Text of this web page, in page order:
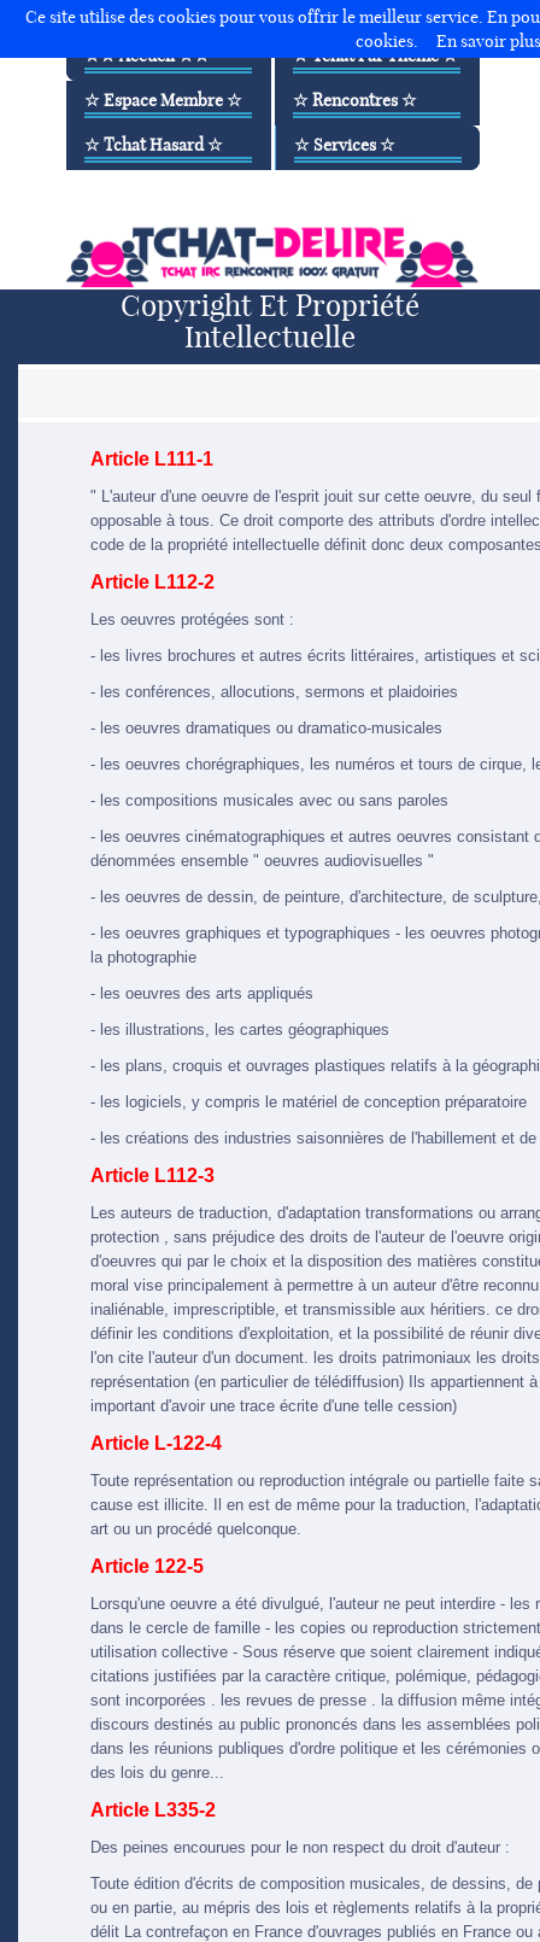
☆☆ Accueil ☆☆
☆ WebRadio
☆ Tchat Par Thème ☆
☆ Tchat Maghreb
☆ Tchat Francophone
☆ Tchat IRC
☆ Espace Membre ☆
☆ Membres
☆ Rencontres ☆
☆ Rencontre
☆ Infidèle
☆ Sexy
☆ Tchat Hasard ☆
☆ Tchat Lesbienne
☆ Chatroulette
☆ Espace Membre
☆ Services ☆
☆ Réservé Pseudo
☆ Support
☆ Application
Copyright Et Propriété
Intellectuelle
Article L111-1
" L'auteur d'une oeuvre de l'esprit jouit sur cette oeuvre, du
opposable à tous. Ce droit comporte des attributs d'ordre
code de la propriété intellectuelle définit donc deux
Article L112-2
Les oeuvres protégées sont :
- les livres brochures et autres écrits littéraires, artistiques et
- les conférences, allocutions, sermons et plaidoiries
- les oeuvres dramatiques ou dramatico-musicales
- les oeuvres chorégraphiques, les numéros et tours de cirque,
- les compositions musicales avec ou sans paroles
- les oeuvres cinématographiques et autres oeuvres
dénommées ensemble " oeuvres audiovisuelles "
- les oeuvres de dessin, de peinture, d'architecture, de
- les oeuvres graphiques et typographiques - les oeuvres
la photographie
- les oeuvres des arts appliqués
- les illustrations, les cartes géographiques
- les plans, croquis et ouvrages plastiques relatifs à la
- les logiciels, y compris le matériel de conception préparatoire
- les créations des industries saisonnières de l'habillement et de
Article L112-3
Les auteurs de traduction, d'adaptation transformations ou
protection , sans préjudice des droits de l'auteur de l'oeuvre
d'oeuvres qui par le choix et la disposition des matières
moral vise principalement à permettre à un auteur d'être
inaliénable, imprescriptible, et transmissible aux héritiers. ce
définir les conditions d'exploitation, et la possibilité de réunir
l'on cite l'auteur d'un document. les droits patrimoniaux les
représentation (en particulier de télédiffusion) Ils
important d'avoir une trace écrite d'une telle cession)
Article L-122-4
Toute représentation ou reproduction intégrale ou partielle
cause est illicite. Il en est de même pour la traduction,
art ou un procédé quelconque.
Article 122-5
Lorsqu'une oeuvre a été divulgué, l'auteur ne peut interdire -
dans le cercle de famille - les copies ou reproduction
utilisation collective - Sous réserve que soient clairement
citations justifiées par la caractère critique, polémique,
sont incorporées . les revues de presse . la diffusion même
discours destinés au public prononcés dans les assemblées
dans les réunions publiques d'ordre politique et les
des lois du genre...
Article L335-2
Des peines encourues pour le non respect du droit d'auteur :
Toute édition d'écrits de composition musicales, de dessins,
ou en partie, au mépris des lois et règlements relatifs à la
délit La contrefaçon en France d'ouvrages publiés en France
Ce site utilise des cookies pour vous offrir le meilleur service. En
cookies.
En savoir plus